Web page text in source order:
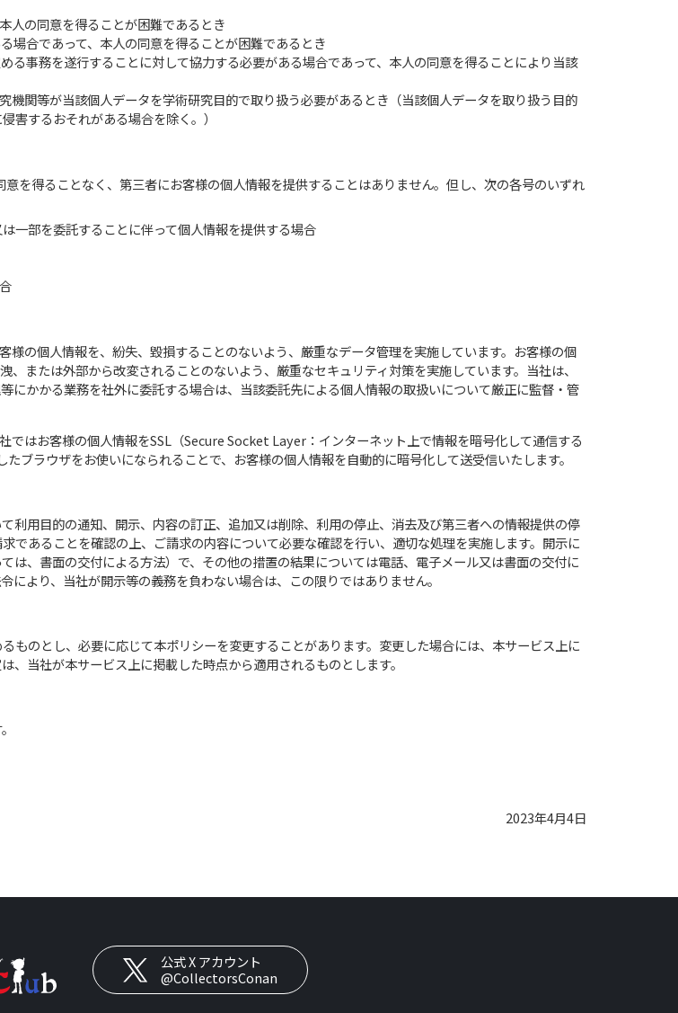
人の同意を得ることが困難であるとき
合であって、本人の同意を得ることが困難であるとき
事務を遂行することに対して協力する必要がある場合であって、本人の同意を得ることにより当該
関等が当該個人データを学術研究目的で取り扱う必要があるとき（当該個人データを取り扱う目的
害するおそれがある場合を除く。）
を得ることなく、第三者にお客様の個人情報を提供することはありません。但し、次の各号のいずれ
一部を委託することに伴って個人情報を提供する場合
様の個人情報を、紛失、毀損することのないよう、厳重なデータ管理を実施しています。お客様の個
または外部から改変されることのないよう、厳重なセキュリティ対策を実施しています。当社は、
にかかる業務を社外に委託する場合は、当該委託先による個人情報の取扱いについて厳正に監督・管
ではお客様の個人情報をSSL（Secure Socket Layer：インターネット上で情報を暗号化して通信する
ブラウザをお使いになられることで、お客様の個人情報を自動的に暗号化して送受信いたします。
利用目的の通知、開示、内容の訂正、追加又は削除、利用の停止、消去及び第三者への情報提供の停
であることを確認の上、ご請求の内容について必要な確認を行い、適切な処理を実施します。開示に
は、書面の交付による方法）で、その他の措置の結果については電話、電子メール又は書面の交付に
より、当社が開示等の義務を負わない場合は、この限りではありません。
ものとし、必要に応じて本ポリシーを変更することがあります。変更した場合には、本サービス上に
当社が本サービス上に掲載した時点から適用されるものとします。
2023年4月4日
公式 X アカウント
@CollectorsConan